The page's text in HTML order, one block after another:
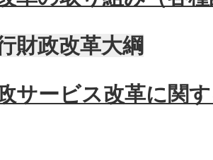
財政改革大綱
サービス改革に関